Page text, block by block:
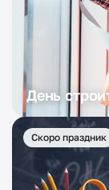
День
Скоро праздник